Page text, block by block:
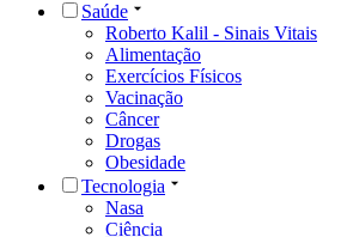
Saúde
Roberto Kalil - Sinais Vitais
Alimentação
Exercícios Físicos
Vacinação
Câncer
Drogas
Obesidade
Tecnologia
Nasa
Ciência